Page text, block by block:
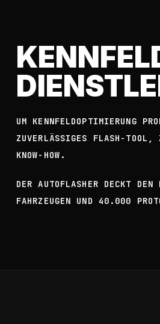
UM KENNFELDOPTIMIERUNG
ZUVERLÄSSIGES FLASH-TOOL,
KNOW-HOW.
DER AUTOFLASHER DECKT
FAHRZEUGEN UND 40.000